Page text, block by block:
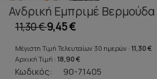
Ανδρική Εμπριμέ Βερμούδα
11,30 €9,45 €
Μέγιστη Τιμή Τελευταίων 30 ημερών : 11,30 €
Αρχική Τιμή : 18,90 €
Κωδικός:
90-71405